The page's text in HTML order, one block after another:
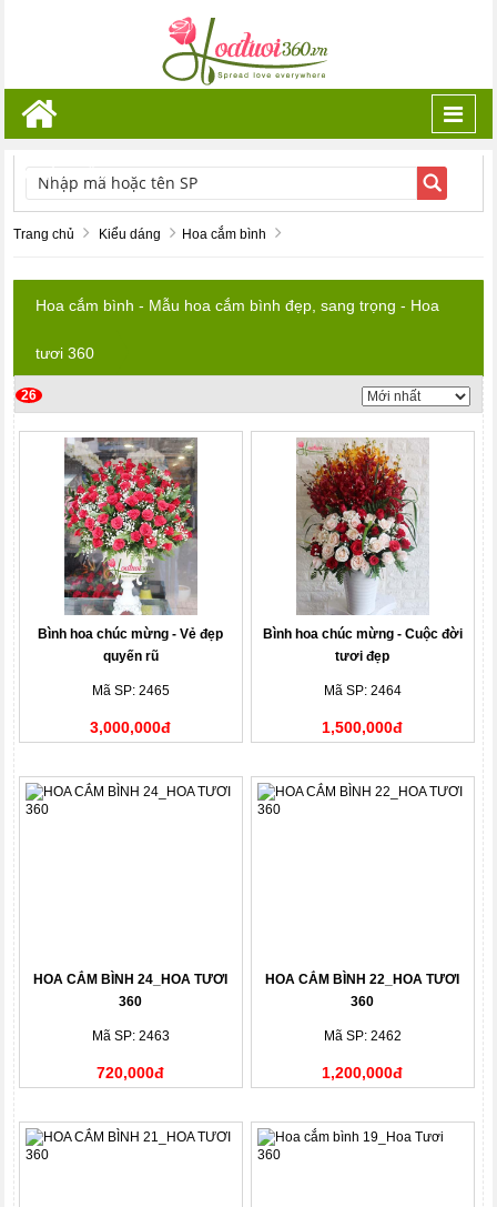
TÌM KIẾM
Trang chủ Kiểu dáng Hoa cắm bình
Hoa cắm bình - Mẫu hoa cắm bình đẹp, sang trọng - Hoa
tươi 360
26
Bình hoa chúc mừng - Vẻ đẹp
quyến rũ
Mã SP: 2465
3,000,000đ
Bình hoa chúc mừng - Cuộc đời
tươi đẹp
Mã SP: 2464
1,500,000đ
HOA CẮM BÌNH 24_HOA TƯƠI
360
Mã SP: 2463
720,000đ
HOA CẮM BÌNH 22_HOA TƯƠI
360
Mã SP: 2462
1,200,000đ